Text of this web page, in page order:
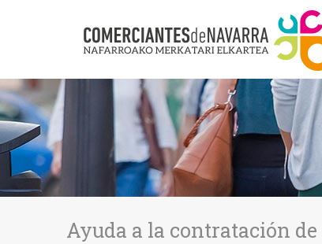
Ayuda a la contratación de